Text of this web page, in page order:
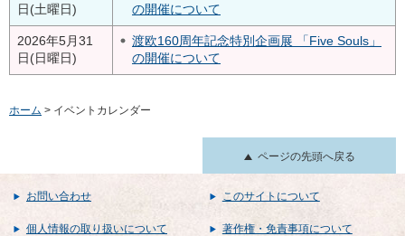
日(土曜日)
の開催について
2026年5月31
日(日曜日)
渡欧160周年記念特別企画展 「Five Souls」
の開催について
ホーム > イベントカレンダー
ページの先頭へ戻る
お問い合わせ このサイトについて
個人情報の取り扱いについて 著作権・免責事項について